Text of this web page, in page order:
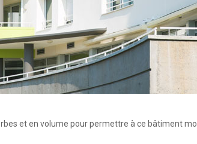
et en volume pour permettre à ce bâtiment